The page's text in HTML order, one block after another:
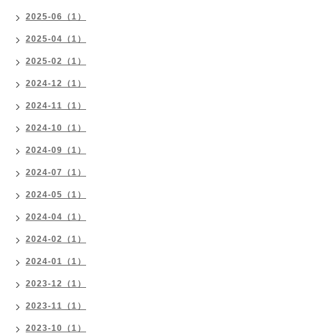
2025-06（1）
2025-04（1）
2025-02（1）
2024-12（1）
2024-11（1）
2024-10（1）
2024-09（1）
2024-07（1）
2024-05（1）
2024-04（1）
2024-02（1）
2024-01（1）
2023-12（1）
2023-11（1）
2023-10（1）